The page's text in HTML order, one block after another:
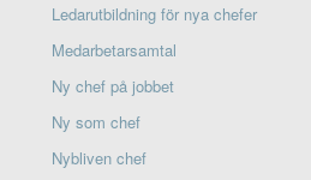
Ledarutbildning för nya chefer
Medarbetarsamtal
Ny chef på jobbet
Ny som chef
Nybliven chef